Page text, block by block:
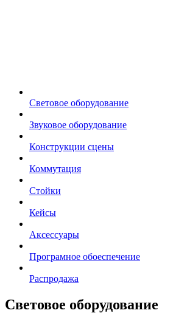
Световое оборудование
Звуковое оборудование
Конструкции сцены
Коммутация
Стойки
Кейсы
Аксессуары
Програмное обоеспечение
Распродажа
Световое оборудование